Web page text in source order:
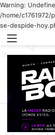
Warning:
/home/
se-despide-